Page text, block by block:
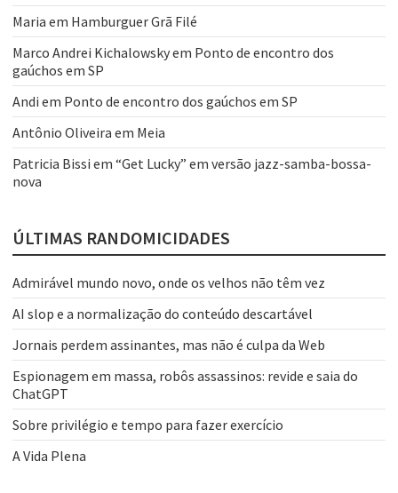
Maria em Hamburguer Grã Filé
Marco Andrei Kichalowskyem Ponto de encontro dos
gaúchos em SP
Andi em Ponto de encontro dos gaúchos em SP
Antônio Oliveira em Meia
Patricia Bissi em “Get Lucky” em versão jazz-samba-bossa-
nova
ÚLTIMAS RANDOMICIDADES
Admirável mundo novo, onde os velhos não têm vez
AI slop e a normalização do conteúdo descartável
Jornais perdem assinantes, mas não é culpa da Web
Espionagem em massa, robôs assassinos: revide e saia do
ChatGPT
Sobre privilégio e tempo para fazer exercício
A Vida Plena